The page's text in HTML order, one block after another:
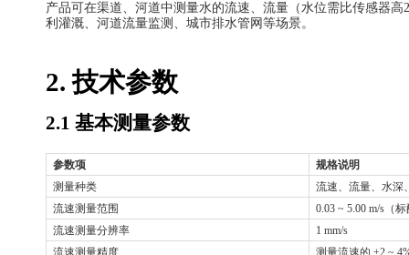
产品可在渠道、河道中测量水的流速、流量（水位需比传感器高
利灌溉、河道流量监测、城市排水管网等场景。
2. 技术参数
2.1 基本测量参数
参数项
规格说明
测量种类
流速、流量、水深
流速测量范围
0.03 ~ 5.00 m/s（
流速测量分辨率
1 mm/s
流速测量精度
测量流速的 ±2 ~